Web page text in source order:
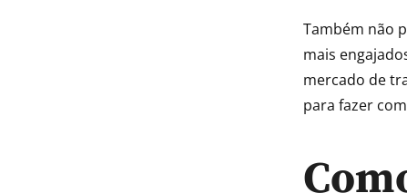
Também não
mais
mercado de
para fazer